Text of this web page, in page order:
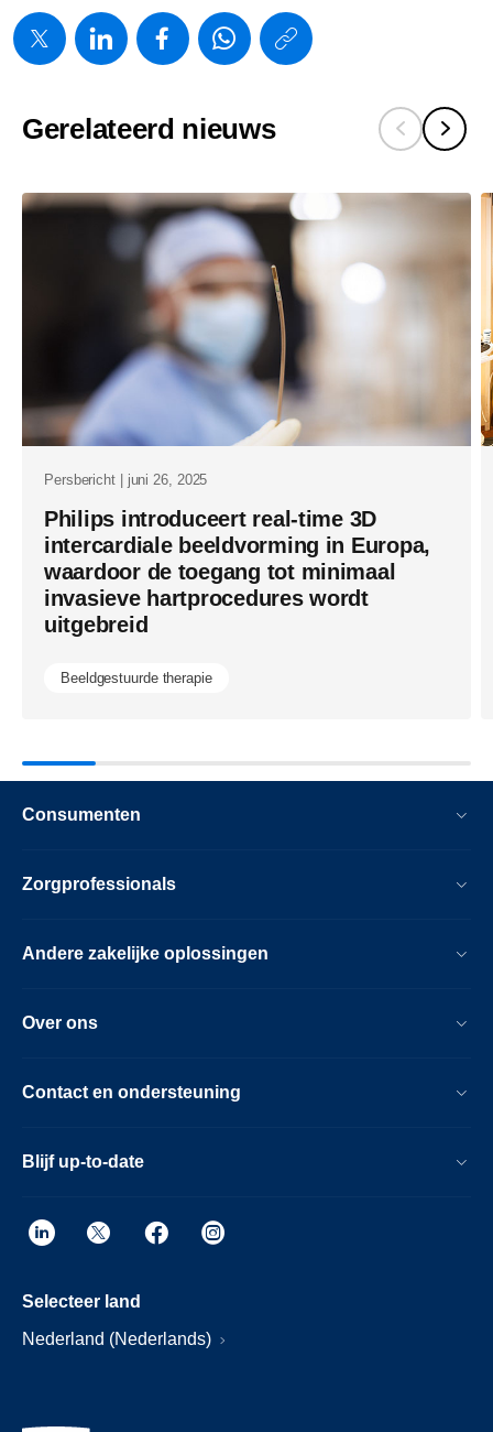
https://
flash-
system-
5100-
poc-
voor-
point-
of-
Gerelateerd nieuws
Persbericht | juni 26, 2025
Philips introduceert real-time 3D
intercardiale beeldvorming in Europa,
waardoor de toegang tot minimaal
invasieve hartprocedures wordt
uitgebreid
Beeldgestuurde therapie
Consumenten
Zorgprofessionals
Andere zakelijke oplossingen
Over ons
Contact en ondersteuning
Blijf up-to-date
Selecteer land
Nederland (Nederlands)